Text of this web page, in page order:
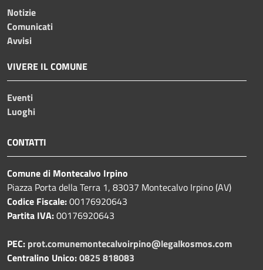
Notizie
Comunicati
Avvisi
VIVERE IL COMUNE
Eventi
Luoghi
CONTATTI
Comune di Montecalvo Irpino
Piazza Porta della Terra 1, 83037 Montecalvo Irpino (AV)
Codice Fiscale:00176920643
Partita IVA:00176920643
PEC: prot.comunemontecalvoirpino@legalkosmos.com
Centralino Unico:0825 818083